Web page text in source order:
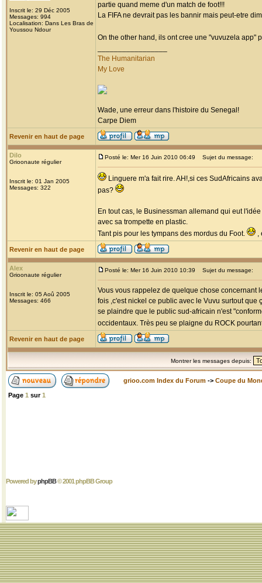
Inscrit le: 29 Déc 2005
Messages: 994
Localisation: Dans Les Bras de
Youssou Ndour
partie quand meme d'un match de foot!!!
La FIFA ne devrait pas les bannir mais peut-etre
On the other hand, ils ont cree une "vuvuzela app"
The Humanitarian
My Love
Wade, une erreur dans l'histoire du Senegal!
Carpe Diem
Revenir en haut de page
Dilo
Grioonaute régulier
Inscrit le: 01 Jan 2005
Messages: 322
Posté le: Mer 16 Juin 2010 06:49 Sujet du message:
Linguere m'a fait rire. AH!,si ces SudAfricains
pas?
En tout cas, le Businessman allemand qui eut
avec sa trompette en plastic.
Tant pis pour les tympans des mordus du Foot.
,
Revenir en haut de page
Alex
Grioonaute régulier
Inscrit le: 05 Aoû 2005
Messages: 466
Posté le: Mer 16 Juin 2010 10:39 Sujet du message:
Vous vous rappelez de quelque chose concernant
fois ,c'est nickel ce public avec le Vuvu surtout que
se plaindre que le public sud-africain n'est
occidentaux. Très peu se plaigne du ROCK
Revenir en haut de page
Montrer les messages depuis:
grioo.com Index du Forum -> Coupe du
Page 1 sur1
Powered byphpBB© 2001 phpBB Group